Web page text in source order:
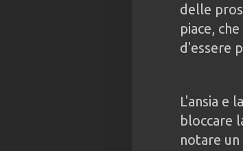
delle
piace,
d'essere
L'ansia e
bloccare
notare